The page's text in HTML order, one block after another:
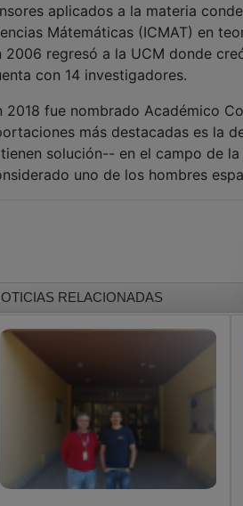
aplicados a la materia
Mátemáticas (ICMAT) en
2006 regresó a la UCM donde
con 14 investigadores.
2018 fue nombrado Académico
más destacadas es la
solución-- en el campo de
uno de los hombres
RELACIONADAS